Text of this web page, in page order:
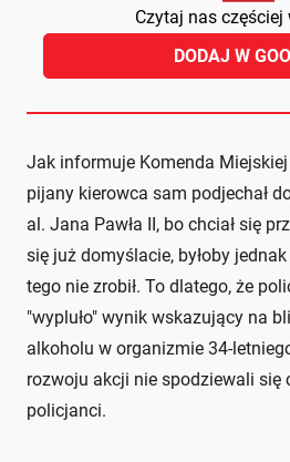
Czytaj nas częściej
DODAJ W
Jak informuje Komenda
pijany kierowca sam podjechał
al. Jana Pawła II, bo chciał się
się już domyślacie, byłoby
tego nie zrobił. To dlatego, że
"wypluło" wynik wskazujący na
alkoholu w organizmie 34-
rozwoju akcji nie spodziewali się
policjanci.